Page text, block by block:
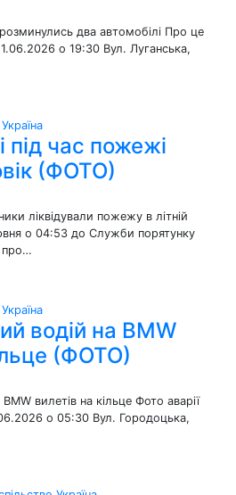
два автомобілі Про це
о 19:30 Вул. Луганська,
Україна
під час пожежі
(ФОТО)
ліквідували пожежу в літній
о 04:53 до Служби порятунку
про…
Україна
водій на BMW
(ФОТО)
вилетів на кільце Фото аварії
о 05:30 Вул. Городоцька,